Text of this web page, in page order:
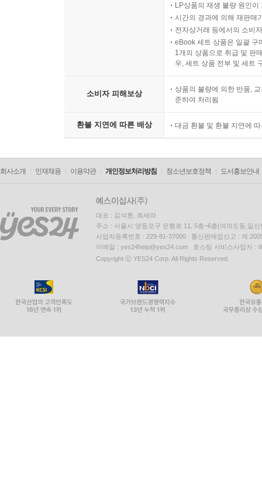
LP상품의 재생 불량 원인
시간의 경과에 의해 재판매
전자상거래 등에서의 소비
eBook 세트 상품은 일괄 구
1개의 상품으로 취급 및 판
우, 세트 상품 전부 및 세트
소비자 피해보상
상품의 불량에 의한 반품,
준하여 처리됨
환불 지연에 따른 배상 대금 환불 및 환불 지연에
회사소개 인재채용 이용약관 개인정보처리방침 청소년보호정책 도서홍보안내
대표 : 김석환, 최세라
주소 : 서울시 영등포구 은행로 11, 5층~6층(여의도동,일신
사업자등록번호 : 229-81-37000 통신판매업신고 : 제
이메일 : yes24help@yes24.com 호스팅 서비스사업자 :
Copyright ⓒ YES24 Corp. All Rights Reserved.